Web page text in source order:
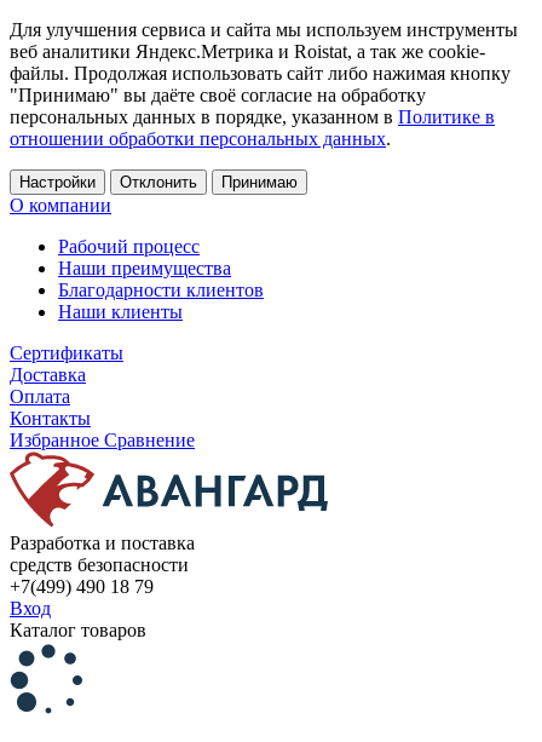
Для улучшения сервиса и сайта мы используем инструменты
веб аналитики Яндекс.Метрика и Roistat, а так же cookie-
файлы. Продолжая использовать сайт либо нажимая кнопку
"Принимаю" вы даёте своё согласие на обработку
персональных данных в порядке, указанном в Политике в
отношении обработки персональных данных.
Настройки Отклонить Принимаю
О компании
Рабочий процесс
Наши преимущества
Благодарности клиентов
Наши клиенты
Сертификаты
Доставка
Оплата
Контакты
Избранное Сравнение
Разработка и поставка
средств безопасности
+7(499) 490 18 79
Вход
Каталог товаров